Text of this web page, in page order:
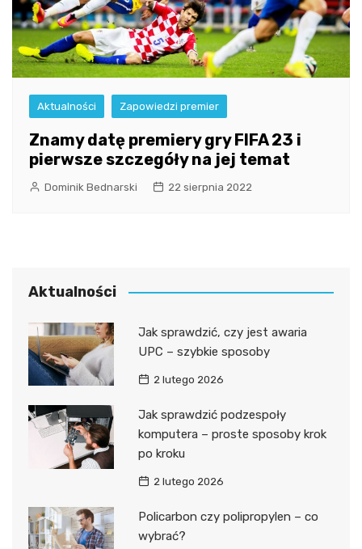
Aktualności Zapowiedzi premier
Znamy datę premiery gry FIFA 23 i
pierwsze szczegóły na jej temat
Dominik Bednarski 22 sierpnia 2022
Aktualności
Jak sprawdzić, czy jest awaria
UPC – szybkie sposoby
2 lutego 2026
Jak sprawdzić podzespoły
komputera – proste sposoby krok
po kroku
2 lutego 2026
Policarbon czy polipropylen – co
wybrać?